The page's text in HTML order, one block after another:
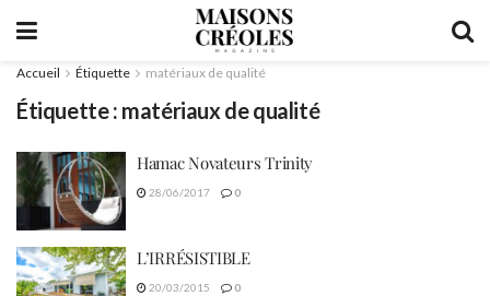
Accueil Étiquette matériaux de qualité
Étiquette : matériaux de qualité
Hamac Novateurs Trinity
28/06/2017 0
L’IRRÉSISTIBLE
20/03/2015 0